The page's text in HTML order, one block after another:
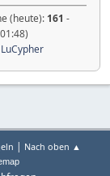
(heute): 161 -
LuCypher
| Nach oben ▲